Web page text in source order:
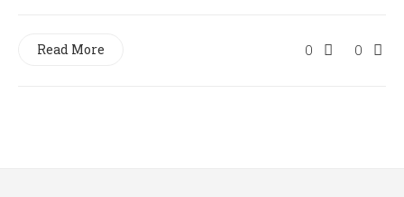
0 0
Read More